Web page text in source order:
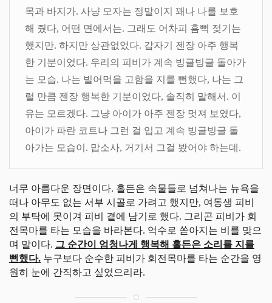
목과 바지가. 사냥 모자는 정말이지 꽤나 나를 보호
해 줬다, 어떤 면에서는. 그래도 어차피 흠뻑 젖기는
했지만. 하지만 상관없었다. 갑자기 젠장 아주 행복
한 기분이었다. 우리의 피비가 계속 빙글빙글 돌아가
는 모습. 나는 빌어먹을 고함을 지를 뻔했다, 나는 그
럴 만큼 젠장 행복한 기분이었다, 솔직히 말해서. 이
유는 모르겠다. 그냥 아이가 아주 젠장 멋져 보였다,
아이가 파란 코트나 그런 걸 입고 계속 빙글빙글 돌
아가는 모습이. 맙소사, 거기서 그걸 봤어야 하는데.
너무 아름다운 장면이다. 홀든은 속물들로 넘쳐나는 뉴욕을
떠나 아무도 없는 서부 시골로 가려고 했지만, 여동생 피비
의 부탁에 못이겨 피비 곁에 남기로 했다. 그리곤 피비가 회
전목마를 타는 모습을 바라본다. 억수로 쏟아지는 비를 맞으
며 말이다. 그 순간이 엄청나게 행복해 홀든은 소리를 지를
뻔했다. 누구보다 순수한 피비가 회전목마를 타는 순간을 영
원히 눈에 간직하고 싶었으리라.